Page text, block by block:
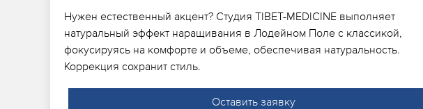
Нужен естественный акцент? Студия TIBET-MEDICINE выполняет
натуральный эффект наращивания в Лодейном Поле с классикой,
фокусируясь на комфорте и объеме, обеспечивая натуральность.
Коррекция сохранит стиль.
Оставить заявку